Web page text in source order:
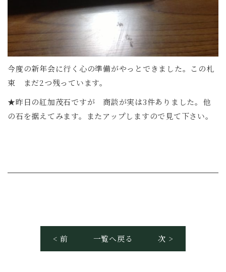
今度の新年会に行く心の準備がやっとできました。この札
束 まだ2つ残っています。
★昨日の紅加茂石ですが 商談が実は3件ありました。他
の石を据えてみます。またアップしますので見て下さい。
< 前 一覧へ戻る 次 >